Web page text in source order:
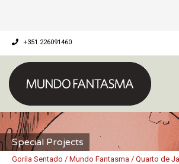
+351 226091460
Special Projects
Gorila Sentado / Mundo Fantasma / Quarto de